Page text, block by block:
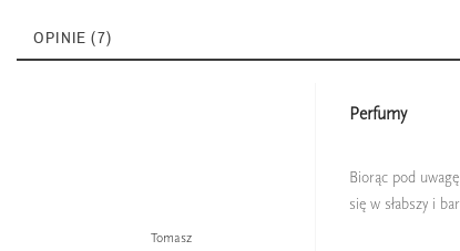
OPINIE (7)
Tomasz
Perfumy
Biorąc pod
się w słabszy i